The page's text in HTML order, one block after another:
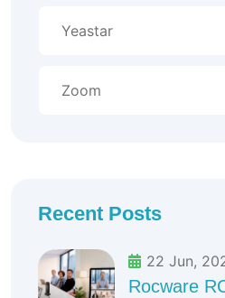
Yeastar
Zoom
Recent Posts
22 Jun,
Rocware